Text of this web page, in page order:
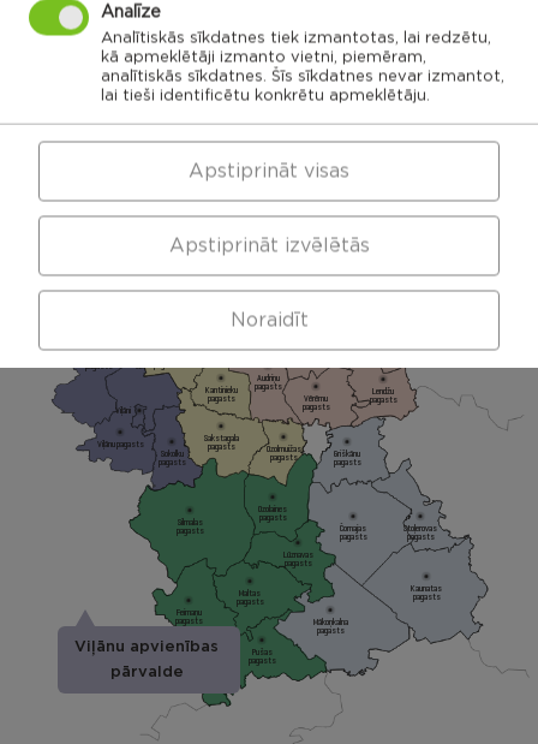
APVIENĪBU PĀRVALDES
Dricānu apvienības
pārvalde
Nautrēnu apvienības
pārvalde
Viļānu apvienības
pārvalde
Kantinieku
pagasts
Sakstagala
pagasts Ozolmuižas
pagasts
Gaigalavas
Stružānu
Dricānu
pagasts
Audriņu
pagasts
Vērēmu
pagasts
Lendžu
pagasts
pagasts
Silmalas
pagasts
Feimaņu
pagasts
Pušas
pagasts
Maltas
pagasts
Lūznavas
pagasts
Ozolaines
pagasts
Griškānu
pagasts
Čornajas
pagasts
Mākoņkalna
pagasts
Kaunatas
pagasts
Stoļerovas
pagasts
Sokolku
pagasts
Viļānu pagasts
pagasts
Viļāni
Analīze
Analītiskās sīkdatnes tiek izmantotas, lai redzētu,
kā apmeklētāji izmanto vietni, piemēram,
analītiskās sīkdatnes. Šīs sīkdatnes nevar izmantot,
lai tieši identificētu konkrētu apmeklētāju.
Noraidīt
Apstiprināt izvēlētās
Apstiprināt visas